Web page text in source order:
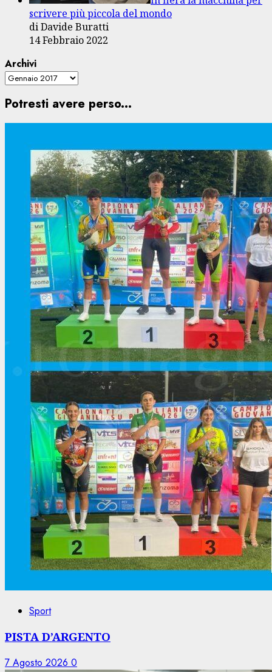
scrivere più piccola del mondo
di Davide Buratti
14 Febbraio 2022
Archivi
Potresti avere perso...
Sport
PISTA D’ARGENTO
7 Agosto 2026 0